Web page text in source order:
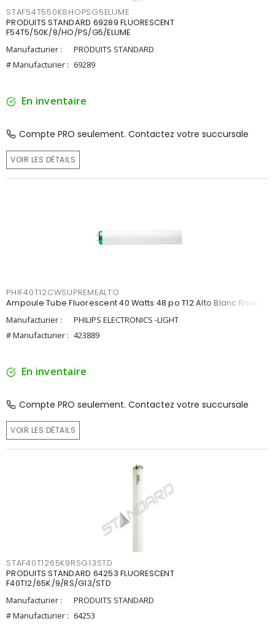
STAF54T550K8HOPSG5ELUME
PRODUITS STANDARD 69289 FLUORESCENT
F54T5/50K/8/HO/PS/G5/ELUME
Manufacturier :
PRODUITS STANDARD
# Manufacturier : 69289
En inventaire
Compte PRO seulement. Contactez votre succursale
VOIR LES DÉTAILS
PHIF40T12CWSUPREMEALTO
Ampoule Tube Fluorescent 40 Watts 48 po T12 Alto Blanc Froid
Manufacturier :
PHILIPS ELECTRONICS -LIGHT
# Manufacturier : 423889
En inventaire
Compte PRO seulement. Contactez votre succursale
VOIR LES DÉTAILS
STAF40T1265K9RSG13STD
PRODUITS STANDARD 64253 FLUORESCENT
F40T12/65K/9/RS/G13/STD
Manufacturier :
PRODUITS STANDARD
# Manufacturier : 64253